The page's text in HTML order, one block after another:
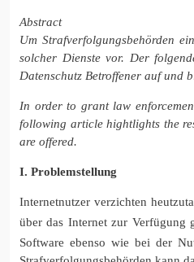
Abstract
Um Strafverfolgungsbehörden
solcher Dienste vor. Der
Datenschutz Betroffener auf und
In order to grant law
following article hightlights the
are offered.
I. Problemstellung
Internetnutzer verzichten
über das Internet zur Verfügung
Software ebenso wie bei der